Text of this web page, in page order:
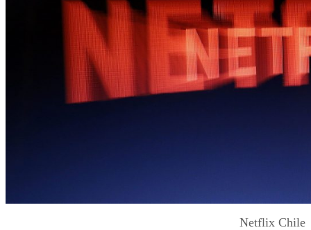
Netflix Chile